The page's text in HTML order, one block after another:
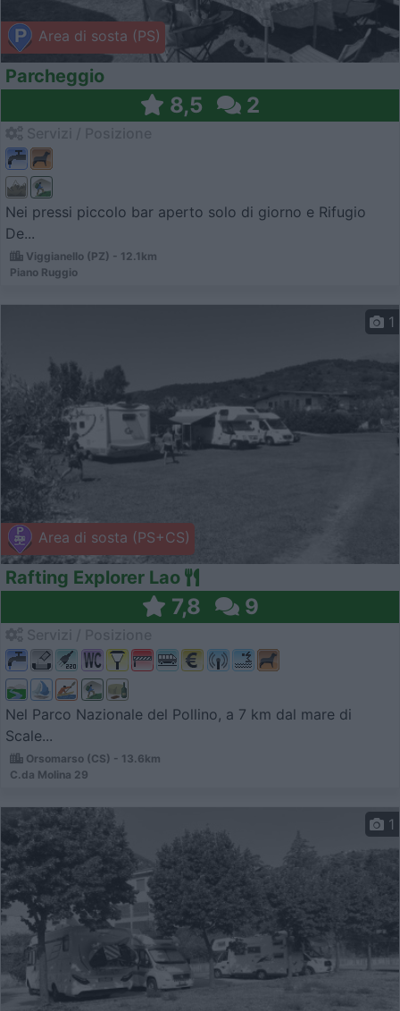
Area di sosta (PS)
Parcheggio
8,5 2
Nei pressi piccolo bar aperto solo di giorno e Rifugio
De...
Viggianello (PZ) - 12.1km
Piano Ruggio
Area di sosta (PS+CS)
1
Rafting Explorer Lao
7,8 9
Nel Parco Nazionale del Pollino, a 7 km dal mare di
Scale...
Orsomarso (CS) - 13.6km
C.da Molina 29
1